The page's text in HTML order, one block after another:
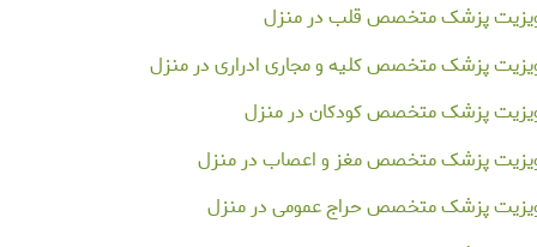
پزشک متخصص قلب در منزل
پزشک متخصص کلیه و مجاری ادراری در منزل
پزشک متخصص کودکان در منزل
پزشک متخصص مغز و اعصاب در منزل
پزشک متخصص حراج عمومی در منزل